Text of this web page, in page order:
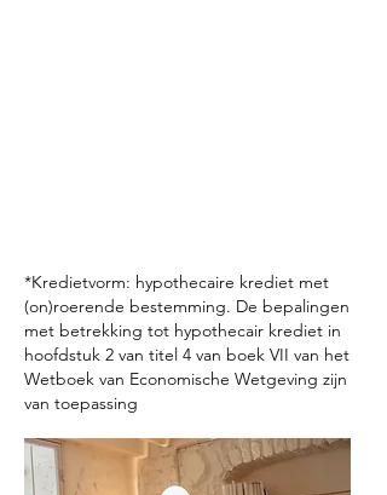
*Kredietvorm: hypothecaire krediet met
(on)roerende bestemming. De bepalingen
met betrekking tot hypothecair krediet in
hoofdstuk 2 van titel 4 van boek VII van het
Wetboek van Economische Wetgeving zijn
van toepassing